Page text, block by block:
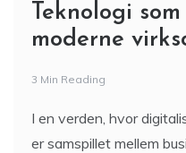
Teknologi
moderne
3 Min Reading
I en verden, hvor
er samspillet mellem